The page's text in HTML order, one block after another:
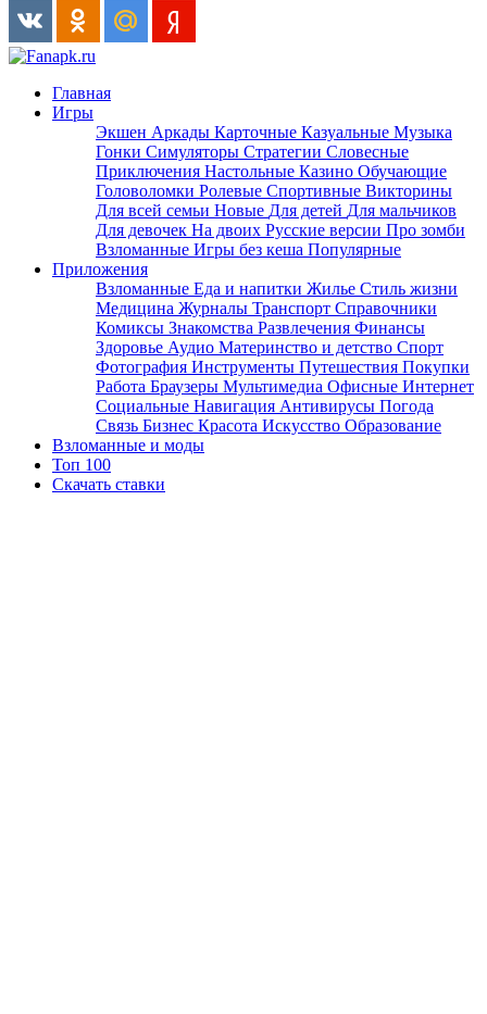
Главная
Игры
Экшен Аркады Карточные Казуальные Музыка
Гонки Симуляторы Стратегии Словесные
Приключения Настольные Казино Обучающие
Головоломки Ролевые Спортивные Викторины
Для всей семьи Новые Для детей Для мальчиков
Для девочек На двоих Русские версии Про зомби
Взломанные Игры без кеша Популярные
Приложения
Взломанные Еда и напитки Жилье Стиль жизни
Медицина Журналы Транспорт Справочники
Комиксы Знакомства Развлечения Финансы
Здоровье Аудио Материнство и детство Спорт
Фотография Инструменты Путешествия Покупки
Работа Браузеры Мультимедиа Офисные Интернет
Социальные Навигация Антивирусы Погода
Связь Бизнес Красота Искусство Образование
Взломанные и моды
Топ 100
Скачать ставки